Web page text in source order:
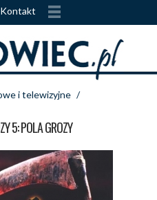
Kontakt
i telewizyjne /
5: POLA GROZY